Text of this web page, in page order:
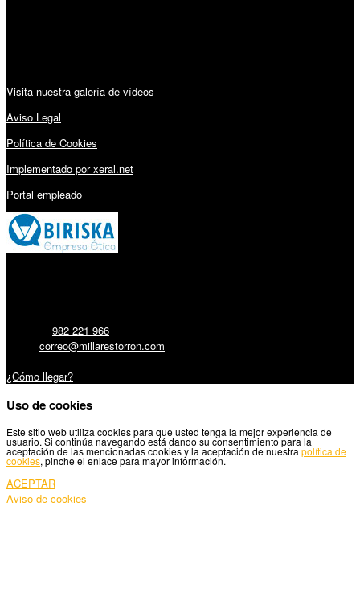
Visita nuestra galería de vídeos
Aviso Legal
Política de Cookies
Implementado por xeral.net
Portal empleado
982 221 966
correo@millarestorron.com
¿Cómo llegar?
Uso de cookies
Este sitio web utiliza cookies para que usted tenga la mejor experiencia de
usuario. Si continúa navegando está dando su consentimiento para la
aceptación de las mencionadas cookies y la aceptación de nuestra política de
cookies, pinche el enlace para mayor información.
ACEPTAR
Aviso de cookies